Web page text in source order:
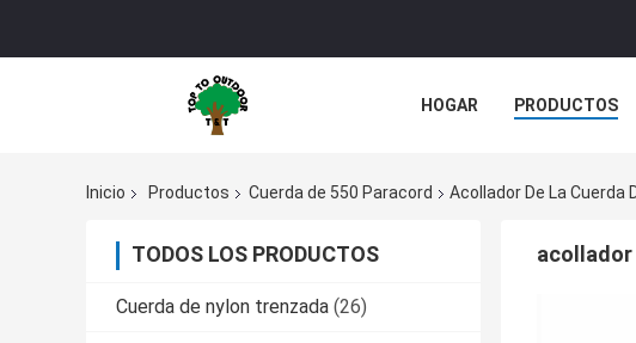
HOGAR PRODUCTOS
Inicio Productos Cuerda de 550 Paracord Acollador De La Cuerda
TODOS LOS PRODUCTOS
Cuerda de nylon trenzada (26)
acollador